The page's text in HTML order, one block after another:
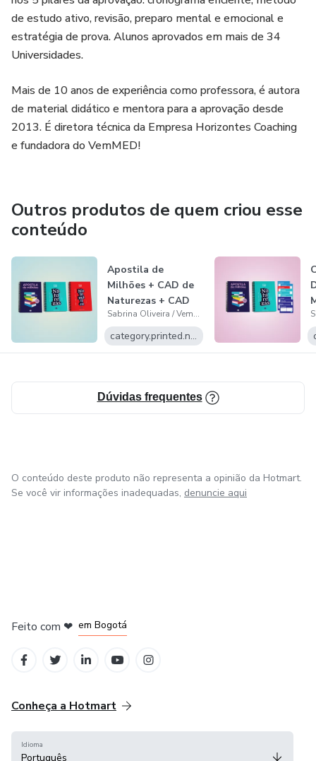
de estudo ativo, revisão, preparo mental e emocional e
estratégia de prova. Alunos aprovados em mais de 34
Universidades.
Mais de 10 anos de experiência como professora, é autora
de material didático e mentora para a aprovação desde
2013. É diretora técnica da Empresa Horizontes Coaching
e fundadora do VemMED!
Outros produtos de quem criou esse
conteúdo
Apostila de
Milhões + CAD de
Naturezas + CAD
de Matemática
Sabrina Oliveira / VemMED 5.0
category.printed.name
Dúvidas frequentes
O conteúdo deste produto não representa a opinião da Hotmart.
Se você vir informações inadequadas, denuncie aqui
Feito com ❤ em Bogotá
Conheça a Hotmart
Idioma
Português